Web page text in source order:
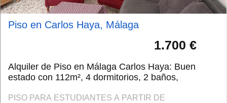
Piso en Carlos Haya, Málaga
1.700 €
Alquiler de Piso en Málaga Carlos Haya: Buen
estado con 112m², 4 dormitorios, 2 baños,
PISO PARA ESTUDIANTES A PARTIR DE